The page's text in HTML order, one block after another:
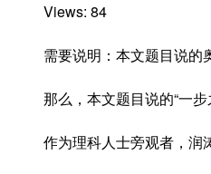
Views: 84
需要说明：本文题目说的
那么，本文题目说的“一
作为理科人士旁观者，润